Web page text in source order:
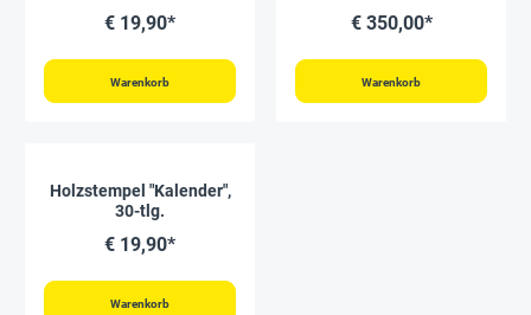
€ 19,90*
Warenkorb
€ 350,00*
Warenkorb
Holzstempel "Kalender",
30-tlg.
€ 19,90*
Warenkorb